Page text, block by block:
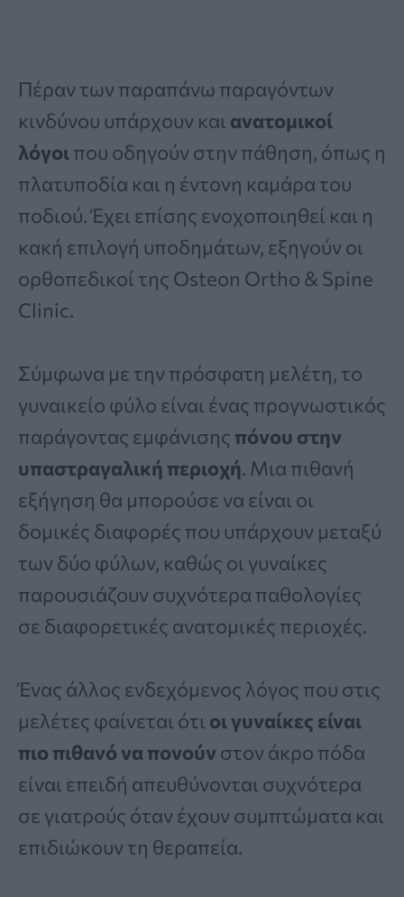
Πέραν των παραπάνω παραγόντων
κινδύνου υπάρχουν και ανατομικοί
λόγοιπου οδηγούν στην πάθηση, όπως η
πλατυποδία και η έντονη καμάρα του
ποδιού. Έχει επίσης ενοχοποιηθεί και η
κακή επιλογή υποδημάτων, εξηγούν οι
ορθοπεδικοί της Osteon Ortho & Spine
Clinic.
Σύμφωνα με την πρόσφατη μελέτη, το
γυναικείο φύλο είναι ένας προγνωστικός
παράγοντας εμφάνισης πόνου στην
υπαστραγαλική περιοχή. Μια πιθανή
εξήγηση θα μπορούσε να είναι οι
δομικές διαφορές που υπάρχουν μεταξύ
των δύο φύλων, καθώς οι γυναίκες
παρουσιάζουν συχνότερα παθολογίες
σε διαφορετικές ανατομικές περιοχές.
Ένας άλλος ενδεχόμενος λόγος που στις
μελέτες φαίνεται ότι οι γυναίκες είναι
πιο πιθανό να πονούν στον άκρο πόδα
είναι επειδή απευθύνονται συχνότερα
σε γιατρούς όταν έχουν συμπτώματα και
επιδιώκουν τη θεραπεία.